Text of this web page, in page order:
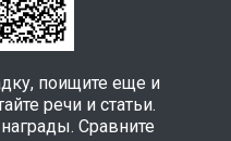
поищите еще и
речи и статьи.
Сравните